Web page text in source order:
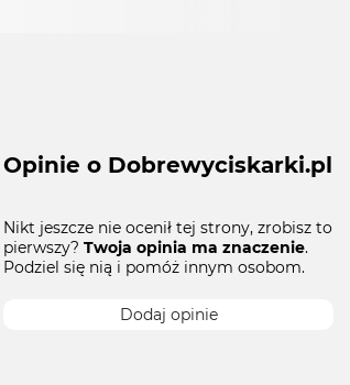
Opinie o Dobrewyciskarki.pl
Nikt jeszcze nie ocenił tej strony, zrobisz to
pierwszy? Twoja opinia ma znaczenie.
Podziel się nią i pomóż innym osobom.
Dodaj opinie